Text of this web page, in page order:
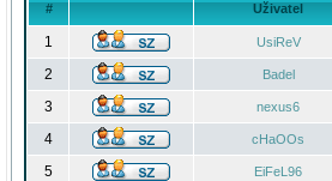
# Uživatel
1 UsiReV
2 Badel
3 nexus6
4 cHaOOs
5 EiFeL96